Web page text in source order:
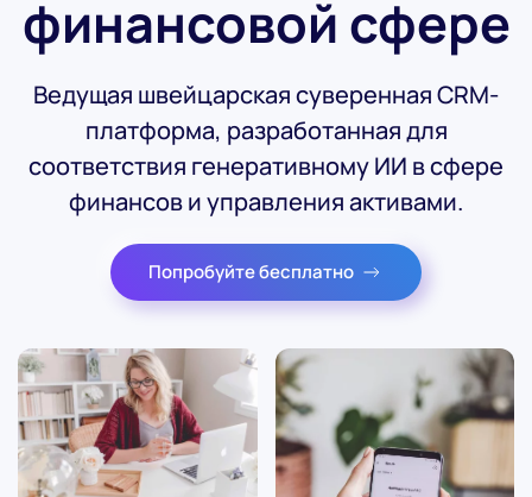
финансовой сфере
Ведущая швейцарская суверенная CRM-
платформа, разработанная для
соответствия генеративному ИИ в сфере
финансов и управления активами.
Попробуйте бесплатно